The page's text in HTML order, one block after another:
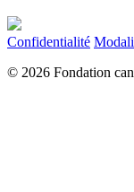
Confidentialité
© 2026 Fondation